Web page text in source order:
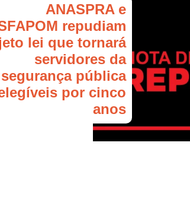
ANASPRA e
repudiam
lei que tornará
servidores da
segurança pública
por cinco
anos